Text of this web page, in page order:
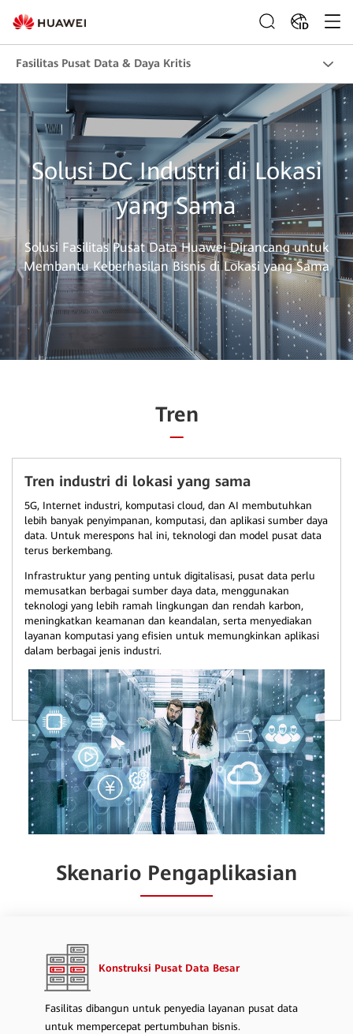
ID
Fasilitas Pusat Data & Daya Kritis
Solusi DC Industri di Lokasi
yang Sama
Solusi Fasilitas Pusat Data Huawei Dirancang untuk
Membantu Keberhasilan Bisnis di Lokasi yang Sama
Tren
Tren industri di lokasi yang sama
5G, Internet industri, komputasi cloud, dan AI membutuhkan
lebih banyak penyimpanan, komputasi, dan aplikasi sumber daya
data. Untuk merespons hal ini, teknologi dan model pusat data
terus berkembang.
Infrastruktur yang penting untuk digitalisasi, pusat data perlu
memusatkan berbagai sumber daya data, menggunakan
teknologi yang lebih ramah lingkungan dan rendah karbon,
meningkatkan keamanan dan keandalan, serta menyediakan
layanan komputasi yang efisien untuk memungkinkan aplikasi
dalam berbagai jenis industri.
Skenario Pengaplikasian
Konstruksi Pusat Data Besar
Fasilitas dibangun untuk penyedia layanan pusat data
untuk mempercepat pertumbuhan bisnis.